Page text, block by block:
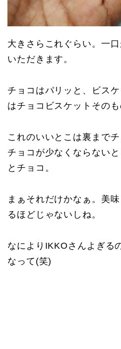
大きさらこれぐらい。一
いただきます。
チョコはパリッと、ビス
はチョコビスケットそのも
これのいいとこは裏まで
チョコが少なくならない
とチョコ。
まぁそれだけかなぁ。美
るほどじゃないしね。
なによりIKKOさんよぎる
なって(笑)